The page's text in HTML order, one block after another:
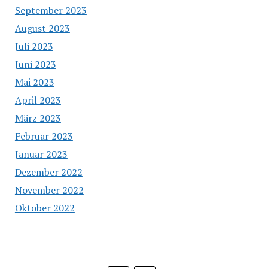
September 2023
August 2023
Juli 2023
Juni 2023
Mai 2023
April 2023
März 2023
Februar 2023
Januar 2023
Dezember 2022
November 2022
Oktober 2022